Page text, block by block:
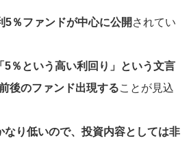
5％ファンドが中心に公開 されてい
「5％という高い利回り」という文言
後のファンド出現することが見込
なり低いので、投資内容としては非